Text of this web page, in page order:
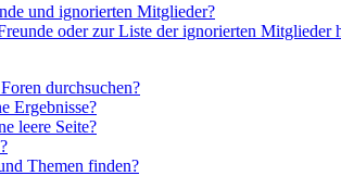
und ignorierten Mitglieder?
oder zur Liste der ignorierten Mitglieder
durchsuchen?
Ergebnisse?
leere Seite?
Themen finden?